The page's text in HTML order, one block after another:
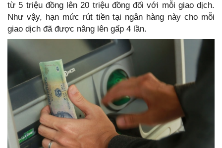
từ 5 triệu đồng lên 20 triệu đồng đối với mỗi giao dịch.
Như vậy, hạn mức rút tiền tại ngân hàng này cho mỗi
giao dịch đã được nâng lên gấp 4 lần.